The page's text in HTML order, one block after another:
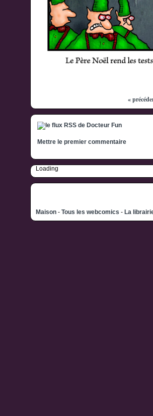
«
Mettre le premier commentaire
Loading
Maison - Tous les webcomics - La